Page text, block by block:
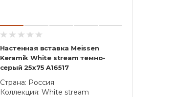
Настенная вставка Meissen
Keramik White stream темно-
серый 25x75 A16517
Страна: Россия
Коллекция: White stream